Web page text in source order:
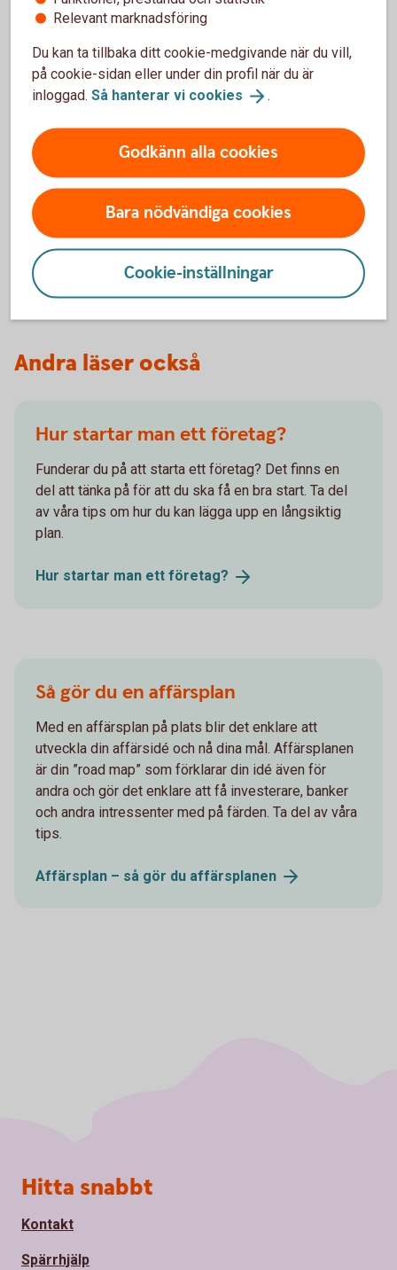
än 80 000 kronor någon gång under de två närmast
Skatteverket) Tillbaka
Starta eget företag
Ska du köpa eller starta bolag? Här ser du steg för
steg hur du bli företagskund hos oss.
Så startar du ett företag hososs
Andra läser också
Hur startar man ett företag?
Funderar du på att starta ett företag? Det finns en
del att tänka på för att du ska få en bra start. Ta del
av våra tips om hur du kan lägga upp en långsiktig
plan.
Hur startar man ett företag?
Så gör du en affärsplan
Med en affärsplan på plats blir det enklare att
utveckla din affärsidé och nå dina mål. Affärsplanen
är din ”road map” som förklarar din idé även för
andra och gör det enklare att få investerare, banker
och andra intressenter med på färden. Ta del av våra
tips.
Affärsplan – så gör du affärsplanen
Relevant marknadsföring
Du kan ta tillbaka ditt cookie-medgivande när du vill,
på cookie-sidan eller under din profil när du är
inloggad. Så hanterar vi cookies .
Godkänn alla cookies
Bara nödvändiga cookies
Cookie-inställningar
Sidfot
Hitta snabbt
Kontakt
Spärrhjälp